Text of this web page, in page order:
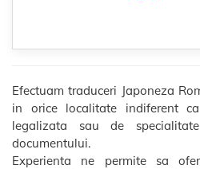
Efectuam traduceri Japoneza
in orice localitate indiferent
legalizata sau de
documentului.
Experienta ne permite sa